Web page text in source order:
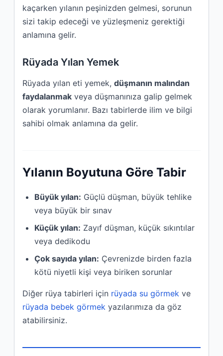
kaçarken yılanın peşinizden gelmesi, sorunun
sizi takip edeceği ve yüzleşmeniz gerektiği
anlamına gelir.
Rüyada Yılan Yemek
Rüyada yılan eti yemek, düşmanın malından
faydalanmak veya düşmanınıza galip gelmek
olarak yorumlanır. Bazı tabirlerde ilim ve bilgi
sahibi olmak anlamına da gelir.
Yılanın Boyutuna Göre Tabir
Büyük yılan: Güçlü düşman, büyük tehlike
veya büyük bir sınav
Küçük yılan: Zayıf düşman, küçük sıkıntılar
veya dedikodu
Çok sayıda yılan: Çevrenizde birden fazla
kötü niyetli kişi veya biriken sorunlar
Diğer rüya tabirleri için rüyada su görmek ve
rüyada bebek görmek yazılarımıza da göz
atabilirsiniz.